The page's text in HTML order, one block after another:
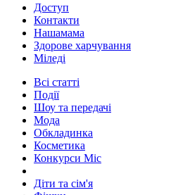
Доступ
Контакти
Нашамама
Здорове харчування
Міледі
Всі статті
Події
Шоу та передачі
Мода
Обкладинка
Косметика
Конкурси Міс
Діти та сім'я